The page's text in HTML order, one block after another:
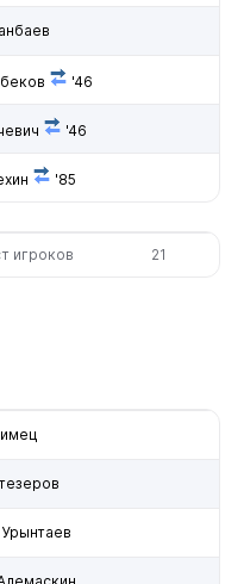
'46
'46
'85
игроков 21